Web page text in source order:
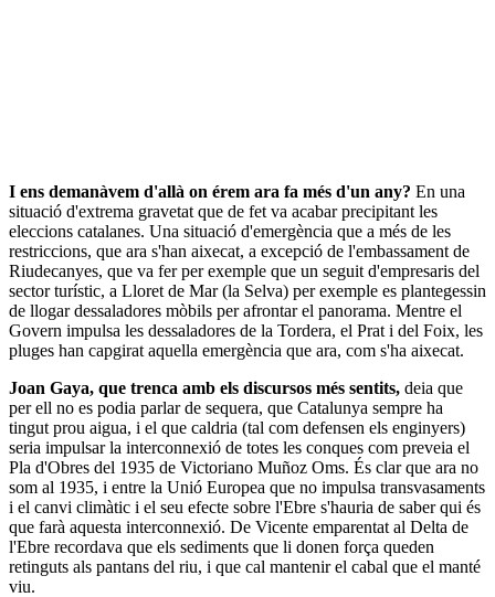
I ens demanàvem d'allà on érem ara fa més d'un any? En una
situació d'extrema gravetat que de fet va acabar precipitant les
eleccions catalanes. Una situació d'emergència que a més de les
restriccions, que ara s'han aixecat, a excepció de l'embassament de
Riudecanyes, que va fer per exemple que un seguit d'empresaris del
sector turístic, a Lloret de Mar (la Selva) per exemple es plantegessin
de llogar dessaladores mòbils per afrontar el panorama. Mentre el
Govern impulsa les dessaladores de la Tordera, el Prat i del Foix, les
pluges han capgirat aquella emergència que ara, com s'ha aixecat.
Joan Gaya, que trenca amb els discursos més sentits, deia que
per ell no es podia parlar de sequera, que Catalunya sempre ha
tingut prou aigua, i el que caldria (tal com defensen els enginyers)
seria impulsar la interconnexió de totes les conques com preveia el
Pla d'Obres del 1935 de Victoriano Muñoz Oms. És clar que ara no
som al 1935, i entre la Unió Europea que no impulsa transvasaments
i el canvi climàtic i el seu efecte sobre l'Ebre s'hauria de saber qui és
que farà aquesta interconnexió. De Vicente emparentat al Delta de
l'Ebre recordava que els sediments que li donen força queden
retinguts als pantans del riu, i que cal mantenir el cabal que el manté
viu.